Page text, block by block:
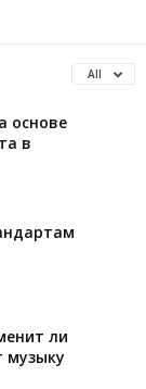
All
основе
в
ли
музыку